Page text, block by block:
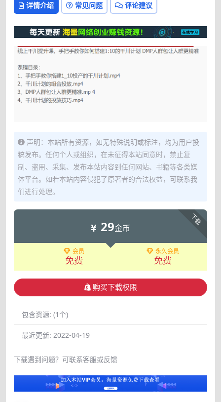
详情介绍 常见问题 评论建议
声明：本站所有资源，如无特殊说明或标注，均为用户投
稿发布。任何个人或组织，在未征得本站同意时，禁止复
制、盗用、采集、发布本站内容到任何网站、书籍等各类媒
体平台。如若本站内容侵犯了原著者的合法权益，可联系我
们进行处理。
下载
29金币
会员
免费
永久会员
免费
购买下载权限
包含资源: (1个)
最近更新: 2022-04-19
下载遇到问题？可联系客服或反馈